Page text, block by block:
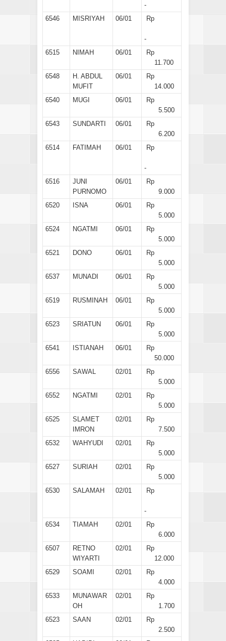
-
6546
MISRIYAH 06/01 Rp
-
6515
NIMAH 06/01
Rp
11.700
6548
H. ABDUL
MUFIT
06/01
Rp
14.000
6540
MUGI 06/01
Rp
5.500
6543
SUNDARTI 06/01
Rp
6.200
6514
FATIMAH 06/01 Rp
-
6516
JUNI
PURNOMO
06/01
Rp
9.000
6520
ISNA 06/01
Rp
5.000
6524
NGATMI 06/01
Rp
5.000
6521
DONO 06/01
Rp
5.000
6537
MUNADI 06/01
Rp
5.000
6519
RUSMINAH 06/01
Rp
5.000
6523
SRIATUN 06/01
Rp
5.000
6541
ISTIANAH 06/01
Rp
50.000
6556
SAWAL 02/01
Rp
5.000
6552
NGATMI 02/01
Rp
5.000
6525
SLAMET
IMRON
02/01
Rp
7.500
6532
WAHYUDI 02/01
Rp
5.000
6527
SURIAH 02/01
Rp
5.000
6530
SALAMAH 02/01 Rp
-
6534
TIAMAH 02/01
Rp
6.000
6507
RETNO
WIYARTI
02/01
Rp
12.000
6529
SOAMI 02/01
Rp
4.000
6533
MUNAWAR
OH
02/01
Rp
1.700
6523
SAAN 02/01
Rp
2.500